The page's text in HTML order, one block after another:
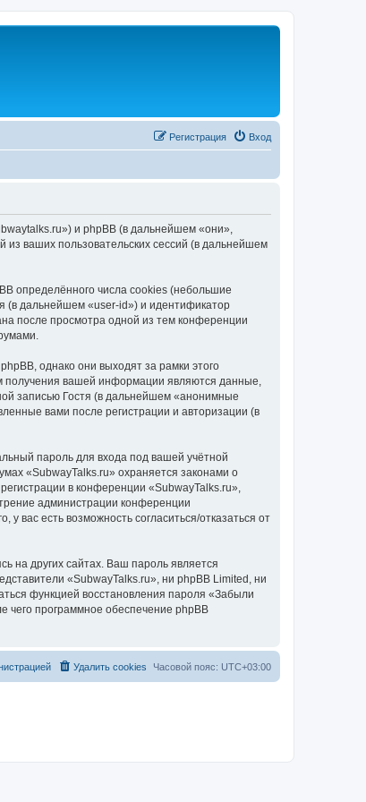
Вход
Регистрация
и phpBB (в дальнейшем «они»,
ваших пользовательских сессий (в дальнейшем
определённого числа cookies (небольшие
(в дальнейшем «user-id») и идентификатор
после просмотра одной из тем конференции
однако они выходят за рамки этого
получения вашей информации являются данные,
записью Гостя (в дальнейшем «анонимные
вами после регистрации и авторизации (в
пароль для входа под вашей учётной
«SubwayTalks.ru» охраняется законами о
в конференции «SubwayTalks.ru»,
администрации конференции
вас есть возможность согласиться/отказаться от
на других сайтах. Ваш пароль является
«SubwayTalks.ru», ни phpBB Limited, ни
функцией восстановления пароля «Забыли
чего программное обеспечение phpBB
Часовой пояс: UTC+03:00
Удалить cookies